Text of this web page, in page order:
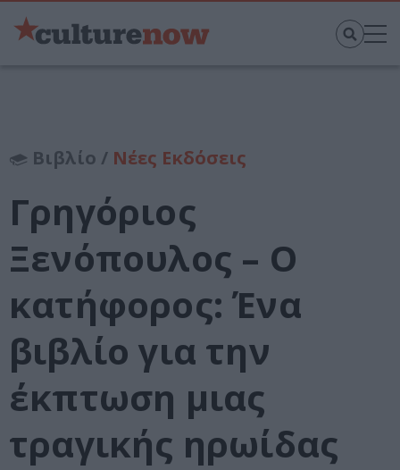
Βιβλίο / Νέες Εκδόσεις
Γρηγόριος
Ξενόπουλος – Ο
κατήφορος: Ένα
βιβλίο για την
έκπτωση μιας
τραγικής ηρωίδας